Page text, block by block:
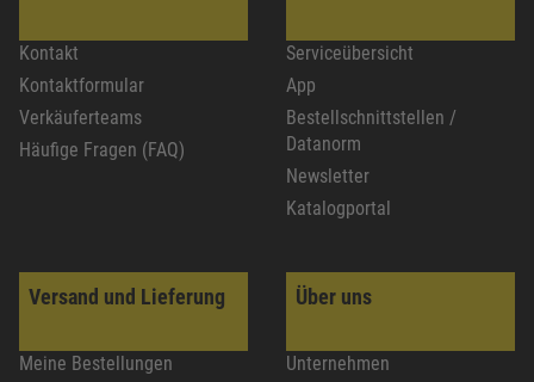
Kontakt
Kontaktformular
Verkäuferteams
Häufige Fragen (FAQ)
Serviceübersicht
App
Bestellschnittstellen /
Datanorm
Newsletter
Katalogportal
Versand und Lieferung
Meine Bestellungen
Über uns
Unternehmen